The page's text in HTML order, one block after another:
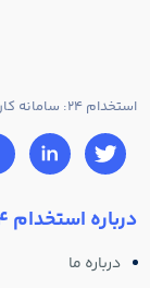
استخدام 24: سامانه کاریابی آنلاین با بیشترین تعداد آگهی استخدام در ایران
درباره استخدام 24
درباره ما